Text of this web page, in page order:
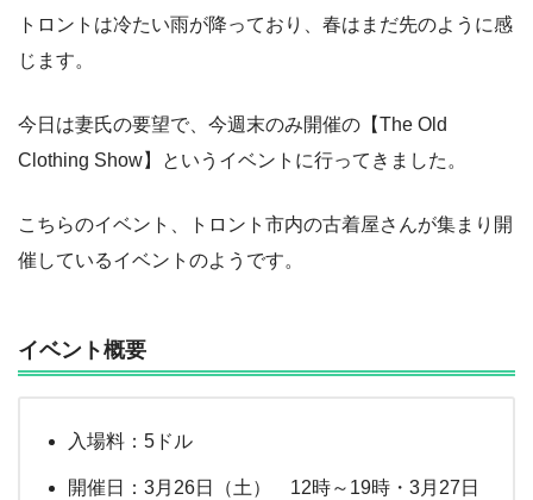
トロントは冷たい雨が降っており、春はまだ先のように感
じます。
今日は妻氏の要望で、今週末のみ開催の【The Old
Clothing Show】というイベントに行ってきました。
こちらのイベント、トロント市内の古着屋さんが集まり開
催しているイベントのようです。
イベント概要
入場料：5ドル
開催日：3月26日（土） 12時～19時・3月27日